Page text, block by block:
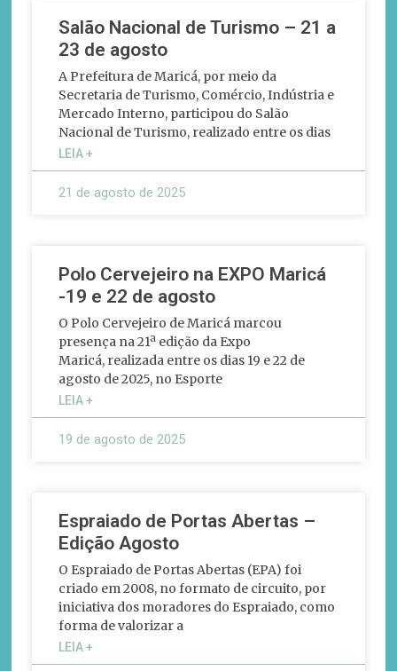
Salão Nacional de Turismo – 21 a
23 de agosto
A Prefeitura de Maricá, por meio da
Secretaria de Turismo, Comércio, Indústria e
Mercado Interno, participou do Salão
Nacional de Turismo, realizado entre os dias
LEIA +
21 de agosto de 2025
Polo Cervejeiro na EXPO Maricá
-19 e 22 de agosto
O Polo Cervejeiro de Maricá marcou
presença na 21ª edição da Expo
Maricá, realizada entre os dias 19 e 22 de
agosto de 2025, no Esporte
LEIA +
19 de agosto de 2025
Espraiado de Portas Abertas –
Edição Agosto
O Espraiado de Portas Abertas (EPA) foi
criado em 2008, no formato de circuito, por
iniciativa dos moradores do Espraiado, como
forma de valorizar a
LEIA +